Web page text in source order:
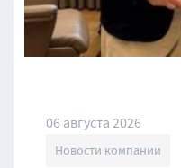
06 августа 2026
Новости компании